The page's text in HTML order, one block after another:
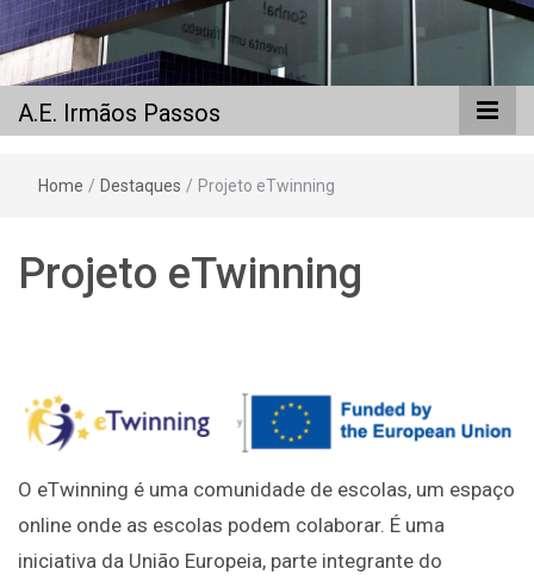
A.E. Irmãos Passos
Home / Destaques / Projeto eTwinning
Projeto eTwinning
O eTwinning é uma comunidade de escolas, um espaço
online onde as escolas podem colaborar. É uma
iniciativa da União Europeia, parte integrante do